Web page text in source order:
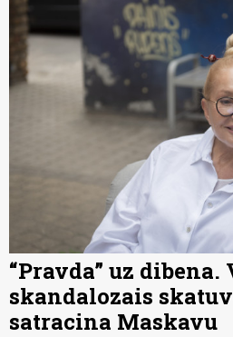
“Pravda” uz dibena.
skandalozais
satracina Maskavu